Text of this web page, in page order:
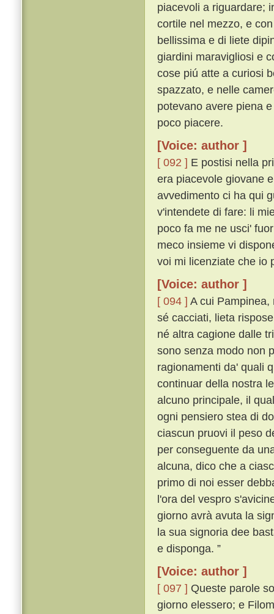
piacevoli a riguardare;
cortile nel mezzo, e
bellissima e di liete
giardini maravigliosi e
cose piú atte a curiosi
spazzato, e nelle
potevano avere piena
poco piacere.
[Voice: author ]
[ 092 ] E postisi nella
era piacevole giovane
avvedimento ci ha qui
v'intendete di fare: li
poco fa me ne usci'
meco insieme vi
voi mi licenziate che io
[Voice: author ]
[ 094 ] A cui
sé cacciati, lieta
né altra cagione dalle
sono senza modo non
ragionamenti da' quali
continuar della nostra
alcuno principale, il
ogni pensiero stea di
ciascun pruovi il peso
per conseguente da
alcuna, dico che a
primo di noi esser
l'ora del vespro
giorno avrà avuta la
la sua signoria dee
e disponga. ”
[Voice: author ]
[ 097 ] Queste parole
giorno elessero; e